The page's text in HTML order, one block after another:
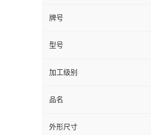
用途
特性级别
牌号
型号
加工级别